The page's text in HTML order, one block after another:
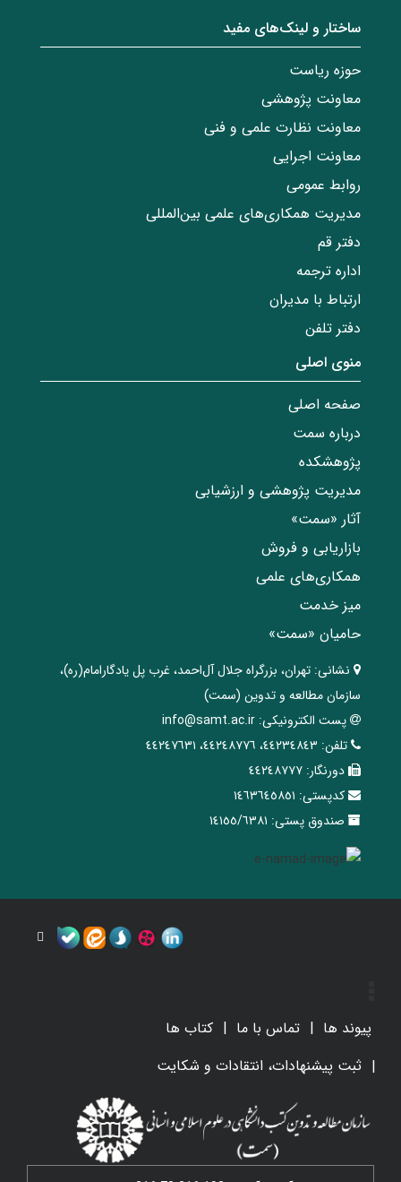
ساختار‌‌ و‌‌ لینک‌های مفید
حوزه ریاست
معاونت پژوهشی
معاونت نظارت علمی و فنی
معاونت اجرایی
روابط عمومی
مدیریت همکاری‌های علمی بین‌المللی
دفتر قم
اداره ترجمه
ارتباط با مدیران
دفتر تلفن
منوی اصلی
صفحه اصلی
درباره سمت
پژوهشکده
مدیریت پژوهشی و ارزشیابی
آثار «سمت»
بازاریابی و فروش
همکاری‌های علمی
میز خدمت
حامیان «سمت»
نشانی: تهران، ‌بزرگراه ‌جلال آل‌احمد، غرب پل يادگار‌امام(ره)‌،
سازمان مطالعه و تدوین‌ (سمت)
پست الکترونیکی: info@samt.ac.ir
تلفن: ٤٤٢٣٤٨٤٣، ٤٤٢٤٨٧٧٦، ٤٤٢٤٧٦٣١
دورنگار: ٤٤٢٤٨٧٧٧
کدپستی: ١٤٦٣٦٤٥٨٥١
صندوق پستی: ١٤١٥٥/٦٣٨١
پیوند ها تماس با ما
کتاب ها
ثبت پیشنهادات، انتقادات و شکایت